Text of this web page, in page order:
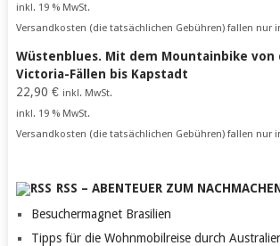
inkl. 19 % MwSt.
Versandkosten (die tatsächlichen Gebühren) fallen nur
Wüstenblues. Mit dem Mountainbike von
Victoria-Fällen bis Kapstadt
22,90 € inkl. MwSt.
inkl. 19 % MwSt.
Versandkosten (die tatsächlichen Gebühren) fallen nur
RSS – ABENTEUER ZUM
Besuchermagnet Brasilien
Tipps für die Wohnmobilreise durch